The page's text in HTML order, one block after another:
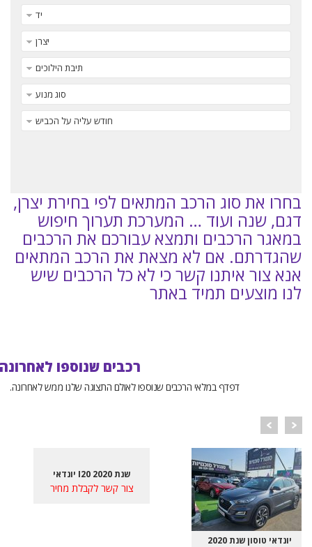
יד
יצרן
תיבת הילוכים
סוג מנוע
חודש עליה על הכביש
בחרו את סוג הרכב המתאים לפי בחירת יצרן,
דגם, שנה ועוד … המערכת תערוך חיפוש
במאגר הרכבים ותמצא עבורכם את הרכבים
שהגדרתם. אם לא מצאת את הרכב המתאים
אנא צור איתנו קשר כי לא כל הרכבים שיש
לנו מוצעים תמיד באתר
רכבים שנוספו לאחרונה
דפדף במלאי הרכבים שנוספו לאולם התצוגה שלנו ממש לאחרונה.
יונדאי I20 שנת 2020
צור קשר לקבלת מחיר
יונדאי טוסון שנת 2020